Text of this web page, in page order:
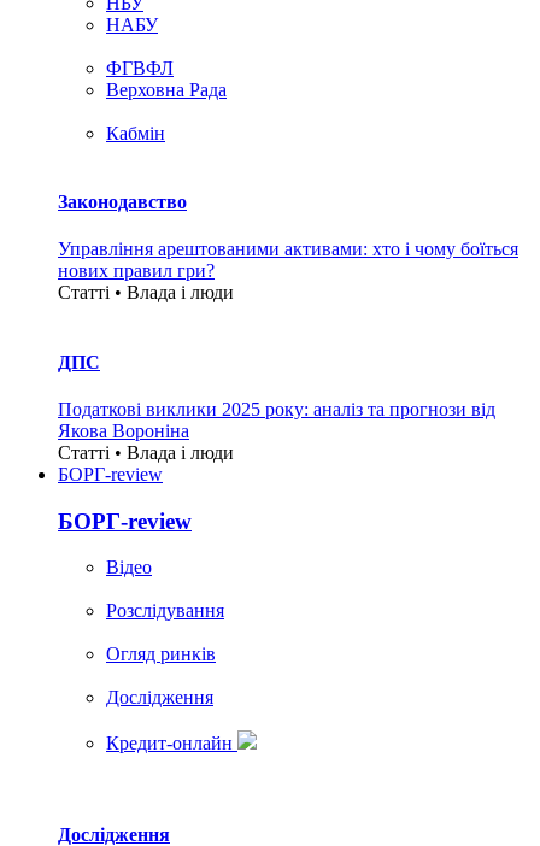
НАБУ
ФГВФЛ
Верховна Рада
Кабмін
Законодавство
Управління арештованими активами: хто і чому боїться
нових правил гри?
Статті • Влада i люди
ДПС
Податкові виклики 2025 року: аналіз та прогнози від
Якова Вороніна
Статті • Влада i люди
БОРГ-review
БОРГ-review
Вiдео
Розслідування
Огляд ринків
Дослідження
Кредит-онлайн
Дослідження